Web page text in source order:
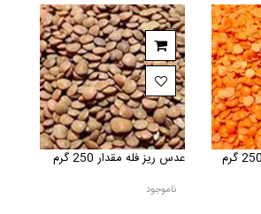
عدس ریز فله مقدار 250 گرم
ناموجود